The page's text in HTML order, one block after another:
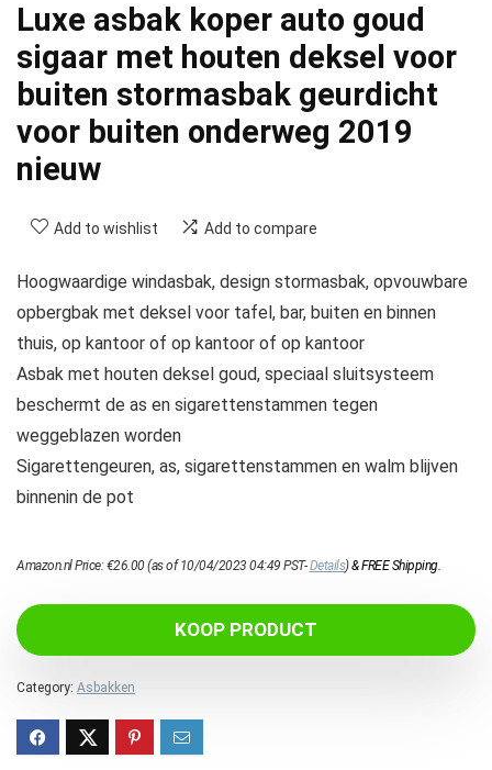
Luxe asbak koper auto goud
sigaar met houten deksel voor
buiten stormasbak geurdicht
voor buiten onderweg 2019
nieuw
Add to wishlist Add to compare
Hoogwaardige windasbak, design stormasbak, opvouwbare
opbergbak met deksel voor tafel, bar, buiten en binnen
thuis, op kantoor of op kantoor of op kantoor
Asbak met houten deksel goud, speciaal sluitsysteem
beschermt de as en sigarettenstammen tegen
weggeblazen worden
Sigarettengeuren, as, sigarettenstammen en walm blijven
binnenin de pot
Amazon.nl Price:€26.00(as of 10/04/2023 04:49 PST-Details)&FREE Shipping.
KOOP PRODUCT
Category: Asbakken